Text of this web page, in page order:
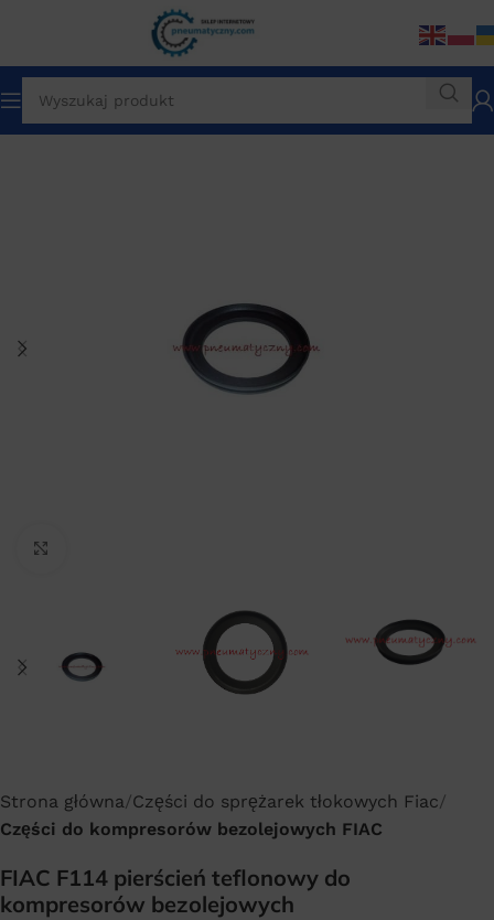
Strona główna Części do sprężarek tłokowych Fiac
Części do kompresorów bezolejowych FIAC
FIAC F114 pierścień teflonowy do
kompresorów bezolejowych